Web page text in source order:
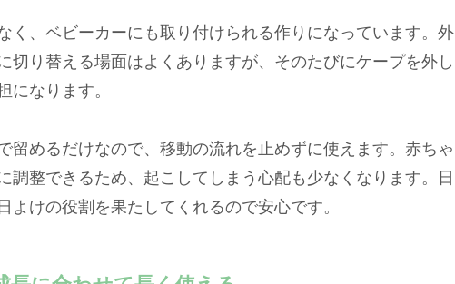
く、ベビーカーにも取り付けられる作りになっています。外
切り替える場面はよくありますが、そのたびにケープを外し
になります。
留めるだけなので、移動の流れを止めずに使えます。赤ちゃ
調整できるため、起こしてしまう心配も少なくなります。日
よけの役割を果たしてくれるので安心です。